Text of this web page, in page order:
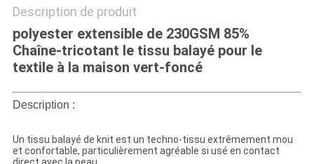
Description de produit
polyester extensible de 230GSM 85%
Chaîne-tricotant le tissu balayé pour le
textile à la maison vert-foncé
Description :
Un tissu balayé de knit est un techno-tissu extrêmement mou
et confortable, particulièrement agréable si usé en contact